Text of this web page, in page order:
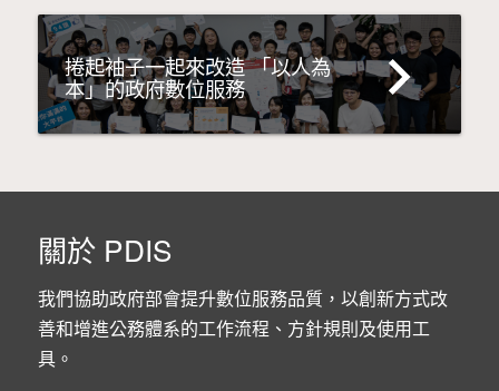
navigate_next
捲起袖子一起來改造 「以人為
本」的政府數位服務
關於 PDIS
我們協助政府部會提升數位服務品質，以創新方式改
善和增進公務體系的工作流程、方針規則及使用工
具。